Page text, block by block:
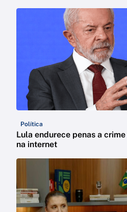
Política
Lula endurece penas a
na internet